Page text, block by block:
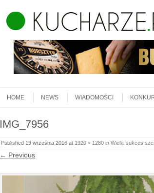
Menu
HOME
NEWS WIADOMOŚCI
IMG_7956
Published 19 września 2016 at 1920 × 1280 in Wielki sukces
← Previous